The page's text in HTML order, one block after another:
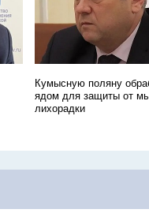
Кумысную поляну
ядом для защиты от
лихорадки